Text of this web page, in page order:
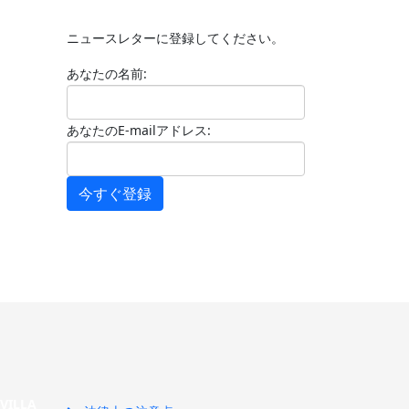
ニュースレターに登録してください。
あなたの名前:
あなたのE-mailアドレス:
今すぐ登録